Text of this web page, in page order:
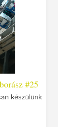
#25
készülünk